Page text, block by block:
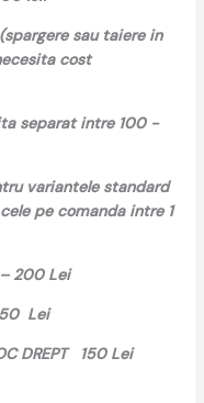
sau taiere in
cost
separat intre 100 -
variantele standard
pe comanda intre 1
200 Lei
Lei
DREPT 150 Lei